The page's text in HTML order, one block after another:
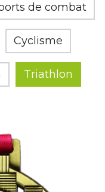
de combat
Cyclisme
Triathlon